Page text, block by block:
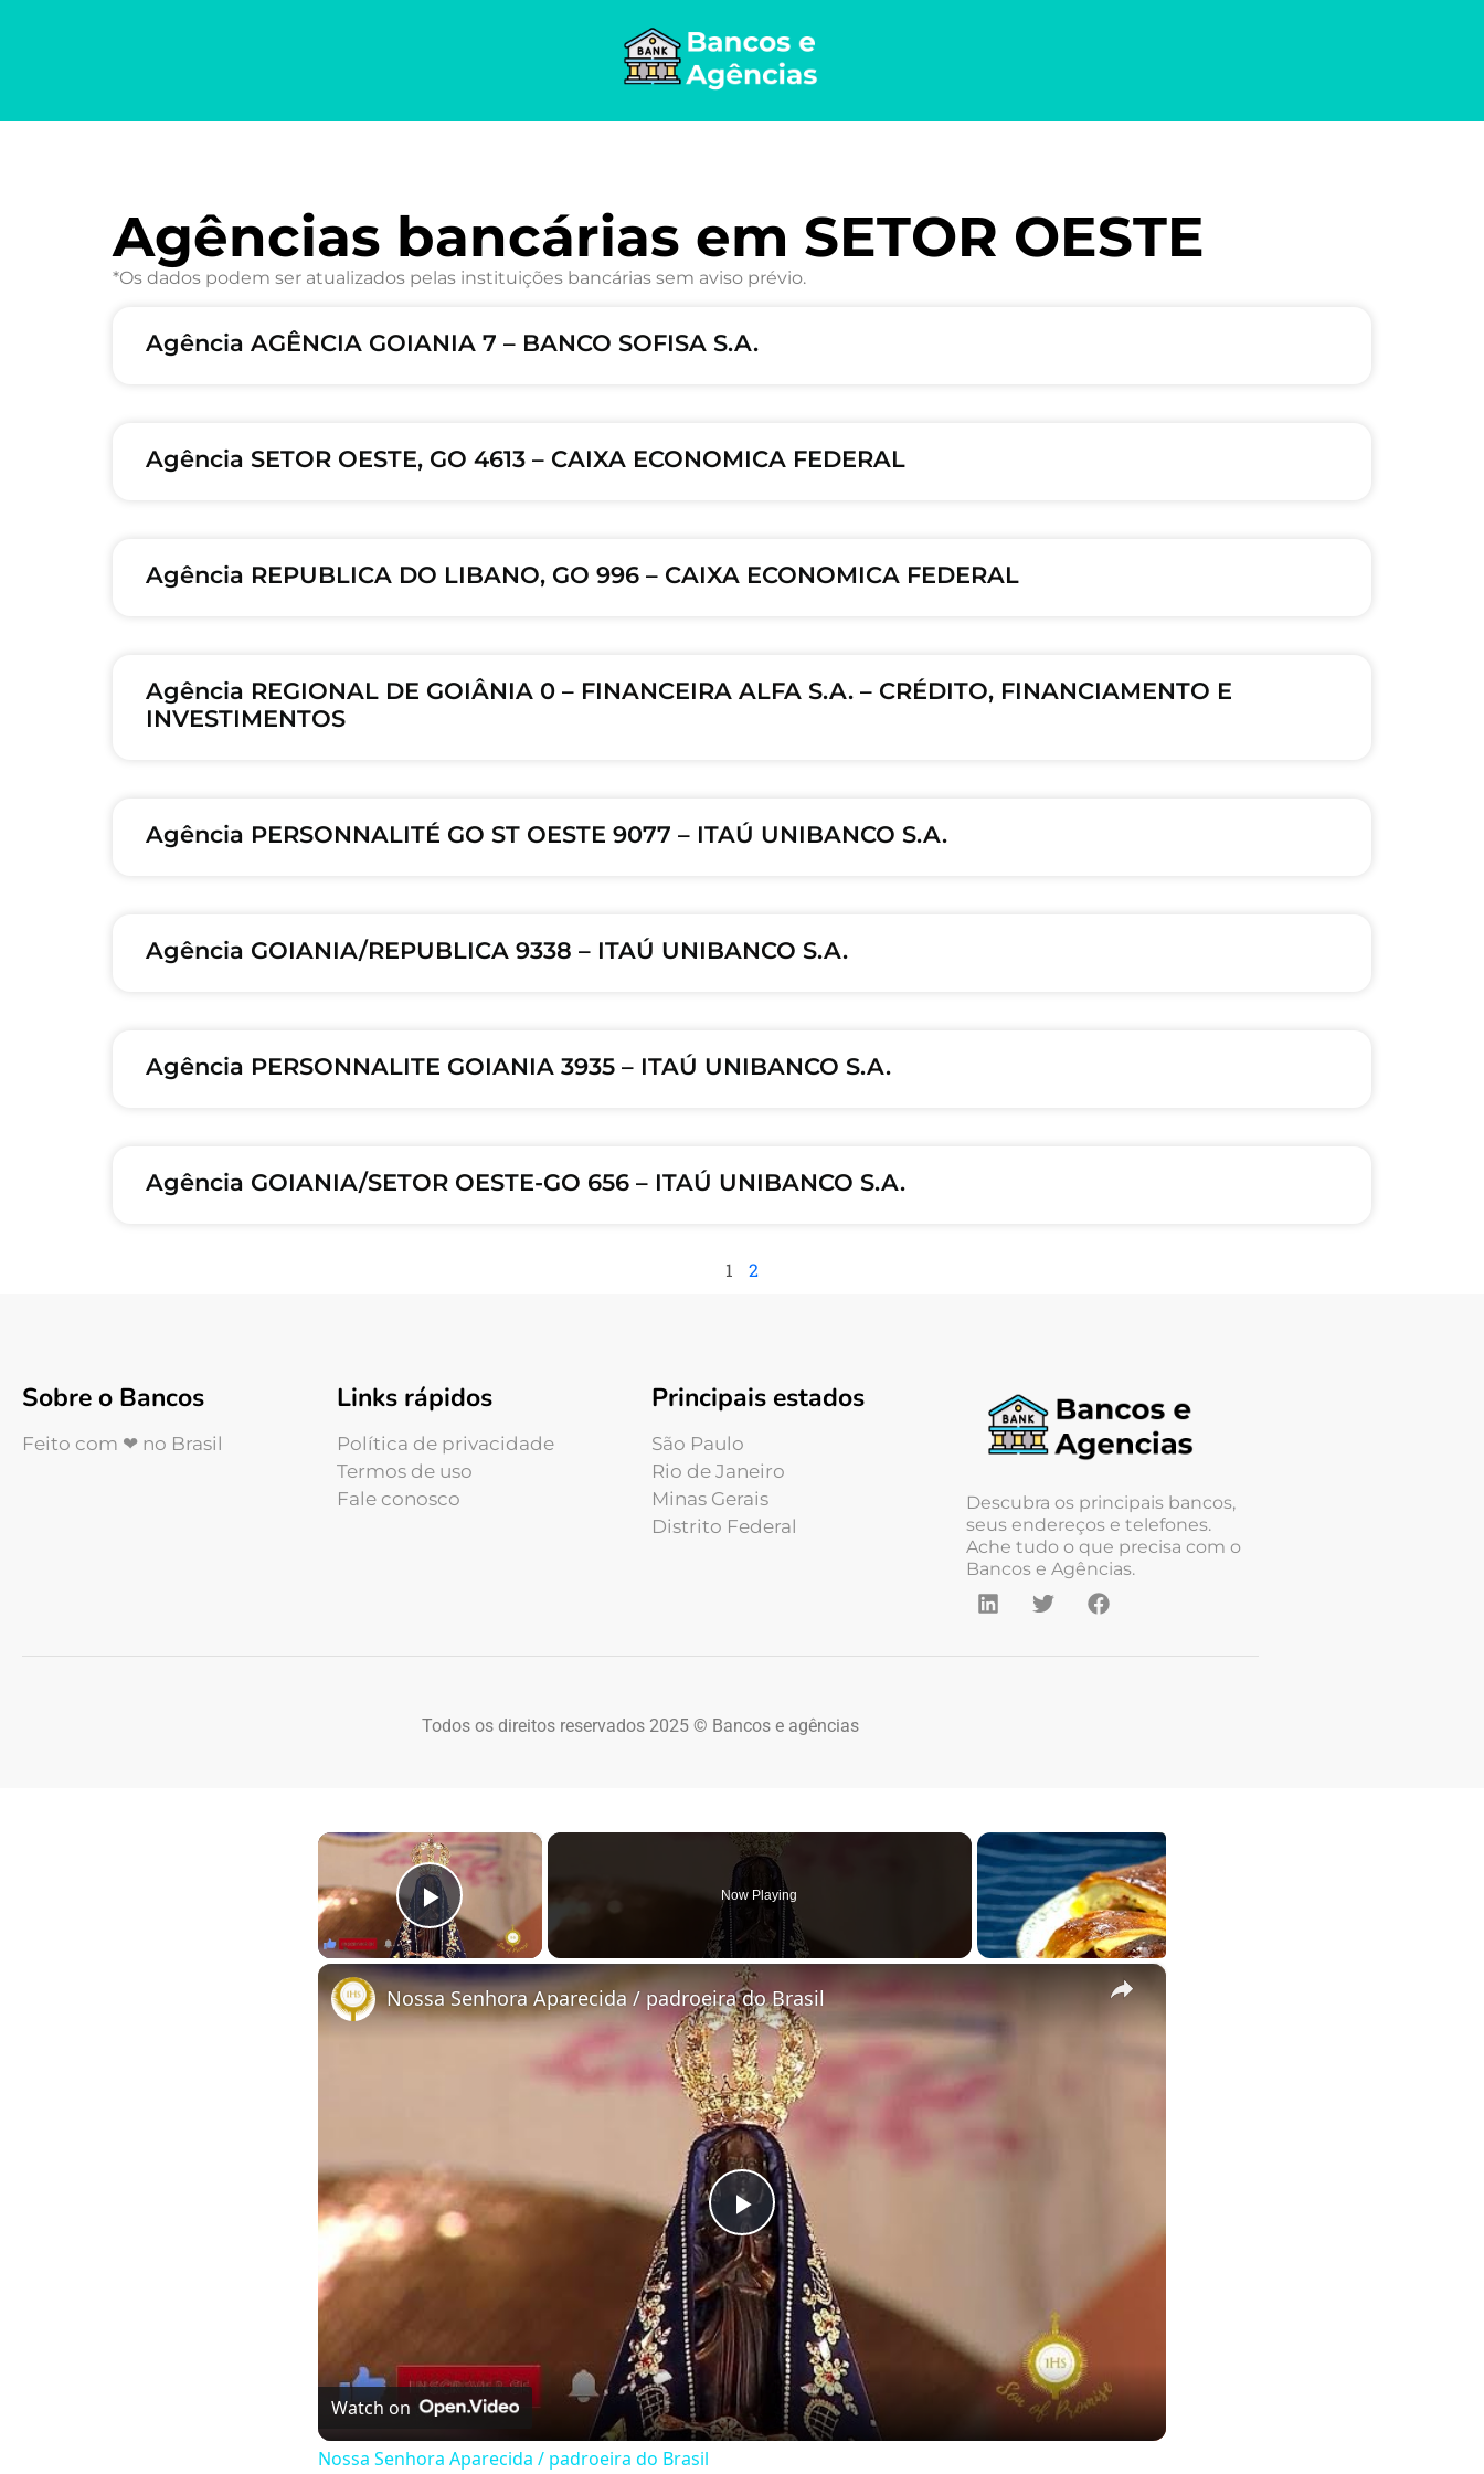
Agências bancárias em SETOR OESTE
*Os dados podem ser atualizados pelas instituições bancárias sem aviso prévio.
Agência AGÊNCIA GOIANIA 7 – BANCO SOFISA S.A.
Agência SETOR OESTE, GO 4613 – CAIXA ECONOMICA FEDERAL
Agência REPUBLICA DO LIBANO, GO 996 – CAIXA ECONOMICA FEDERAL
Agência REGIONAL DE GOIÂNIA 0 – FINANCEIRA ALFA S.A. – CRÉDITO, FINANCIAMENTO E
INVESTIMENTOS
Agência PERSONNALITÉ GO ST OESTE 9077 – ITAÚ UNIBANCO S.A.
Agência GOIANIA/REPUBLICA 9338 – ITAÚ UNIBANCO S.A.
Agência PERSONNALITE GOIANIA 3935 – ITAÚ UNIBANCO S.A.
Agência GOIANIA/SETOR OESTE-GO 656 – ITAÚ UNIBANCO S.A.
1 2
Sobre o Bancos
Feito com ❤ no Brasil
Links rápidos
Política de privacidade
Termos de uso
Fale conosco
Principais estados
São Paulo
Rio de Janeiro
Minas Gerais
Distrito Federal
Descubra os principais bancos,
seus endereços e telefones.
Ache tudo o que precisa com o
Bancos e Agências.
Todos os direitos reservados 2025 © Bancos e agências
×
Play Video
Now Playing
×
Play Video
Nossa Senhora Aparecida / padroeira do Brasil
Watch on
Nossa Senhora Aparecida / padroeira do Brasil